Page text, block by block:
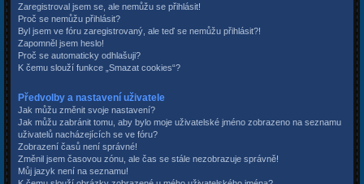
Zaregistroval jsem se, ale nemůžu se přihlásit!
Proč se nemůžu přihlásit?
Byl jsem ve fóru zaregistrovaný, ale teď se nemůžu přihlásit?!
Zapomněl jsem heslo!
Proč se automaticky odhlašuji?
K čemu slouží funkce „Smazat cookies“?
Předvolby a nastavení uživatele
Jak můžu změnit svoje nastavení?
Jak můžu zabránit tomu, aby bylo moje uživatelské jméno zobrazeno na seznamu
uživatelů nacházejících se ve fóru?
Zobrazení časů není správné!
Změnil jsem časovou zónu, ale čas se stále nezobrazuje správně!
Můj jazyk není na seznamu!